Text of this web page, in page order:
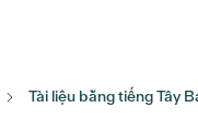
Tài liệu bằng tiếng Tây